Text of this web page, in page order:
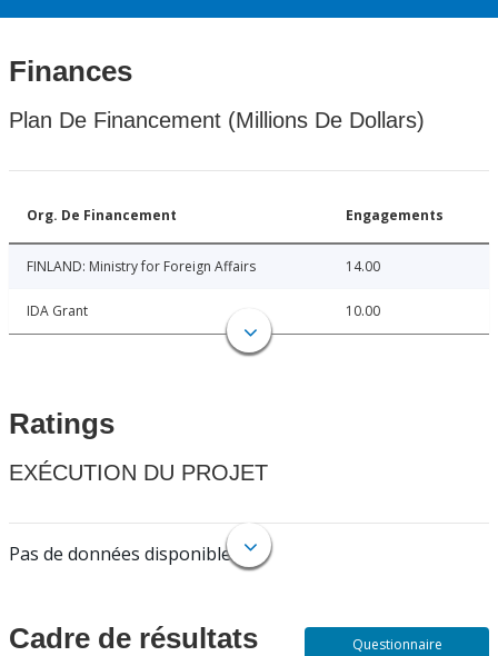
Finances
Plan De Financement (Millions De Dollars)
Org. De Financement Engagements
FINLAND: Ministry for Foreign Affairs 14.00
IDA Grant 10.00
Ratings
EXÉCUTION DU PROJET
Pas de données disponibles.
Cadre de résultats Questionnaire